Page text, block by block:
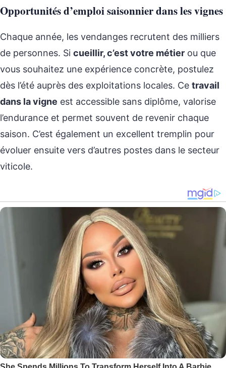
Opportunités d’emploi saisonnier dans les vignes
Chaque année, les vendanges recrutent des milliers
de personnes. Si cueillir, c’est votre métier ou que
vous souhaitez une expérience concrète, postulez
dès l’été auprès des exploitations locales. Ce travail
dans la vigne est accessible sans diplôme, valorise
l’endurance et permet souvent de revenir chaque
saison. C’est également un excellent tremplin pour
évoluer ensuite vers d’autres postes dans le secteur
viticole.